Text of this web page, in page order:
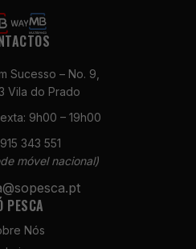
Sucesso – No. 9,
Vila do Prado
9h00 – 19h00
343 551
móvel nacional)
PESCA
Nós